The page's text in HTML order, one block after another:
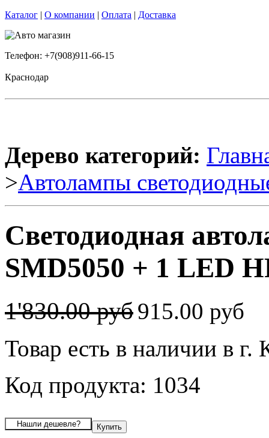
Каталог | О компании | Оплата | Доставка
Телефон: +7(908)911-66-15
Краснодар
Дерево категорий:
>Автолампы
Светодиодная
SMD5050 + 1 LED
1'830.00 руб915.00 руб
Товар есть в наличии в г.
Код продукта: 1034